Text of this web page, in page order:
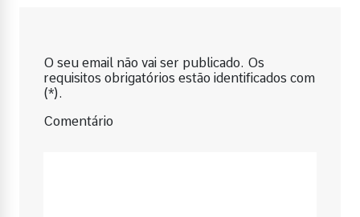
O seu email não vai ser publicado. Os
requisitos obrigatórios estão identificados com
(*).
Comentário